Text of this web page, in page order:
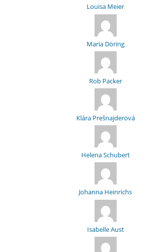
Louisa Meier
Maria Döring
Rob Packer
Klára Prešnajderová
Helena Schubert
Johanna Heinrichs
Isabelle Aust